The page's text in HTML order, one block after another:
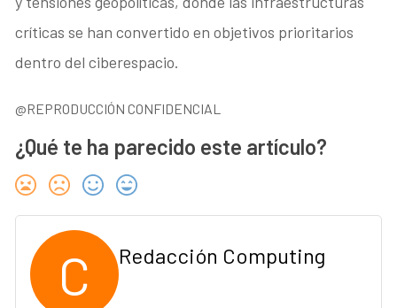
críticas se han convertido en objetivos prioritarios
dentro del ciberespacio.
@REPRODUCCIÓN CONFIDENCIAL
¿Qué te ha parecido este artículo?
C Redacción Computing